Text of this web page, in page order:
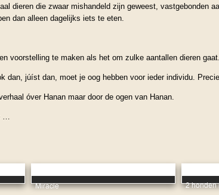
dieren die zwaar mishandeld zijn geweest, vastgebonden
dan alleen dagelijks iets te eten.
voorstelling te maken als het om zulke aantallen dieren
dan, júíst dan, moet je oog hebben voor ieder individu.
óver Hanan maar door de ogen van Hanan.
…
Miracle 2 honden